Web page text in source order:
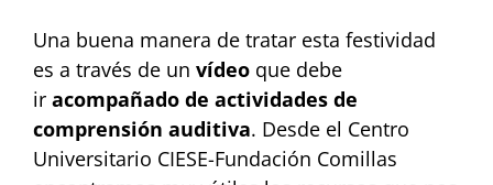
Una buena manera de tratar esta festividad
es a través de un vídeo que debe
ir acompañado de actividades de
comprensión auditiva. Desde el Centro
Universitario CIESE-Fundación Comillas